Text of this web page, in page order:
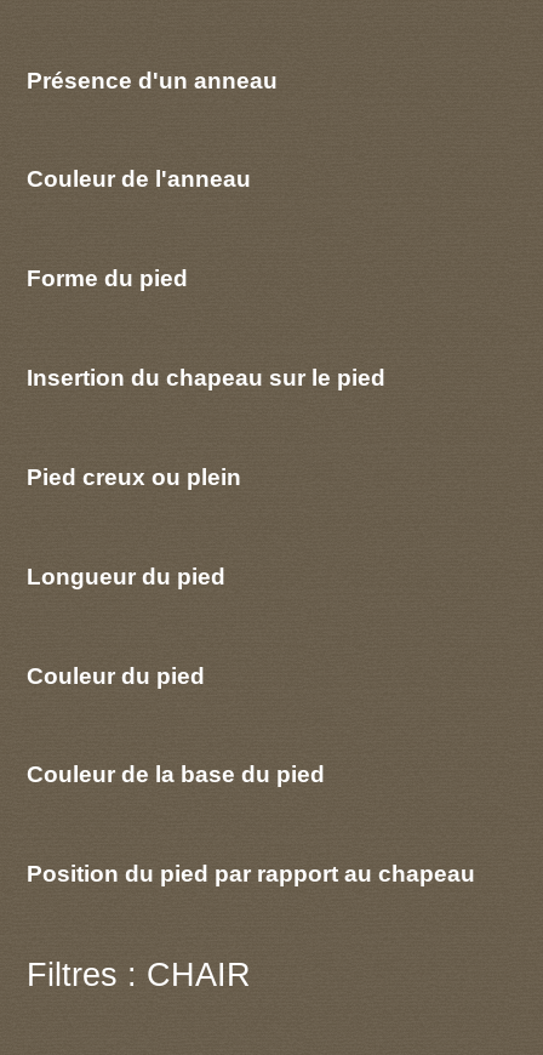
Présence d'un anneau
Couleur de l'anneau
Forme du pied
Insertion du chapeau sur le pied
Pied creux ou plein
Longueur du pied
Couleur du pied
Couleur de la base du pied
Position du pied par rapport au chapeau
Filtres : CHAIR